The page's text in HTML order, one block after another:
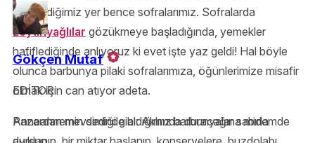
görebildiğimiz yer bence sofralarımız. Sofralarda
zeytinyağlılar gözükmeye başladığında, yemekler
hafiflediğinde anlıyoruz ki evet işte yaz geldi! Hal böyle
olunca barbunya pilaki sofralarımıza, öğünlerimize misafir
olmak için can atıyor adeta.
Pazardan mevsiminde aldığımız barbunyalar sabırla
Gökçen Mutaf
EDİTOR
Anneannemin dediği gibi: Aklımda duracağına midemde